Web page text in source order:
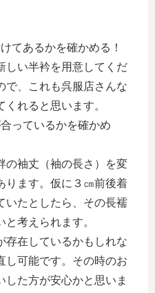
てあるかを確かめる！
しい半衿を用意してくだ
で、これも呉服店さんな
れると思います。
っているかを確かめ
の袖丈（袖の長さ）を変
ります。仮に３㎝前後着
いたとしたら、その長襦
考えられます。
存在しているかもしれな
し可能です。その時のお
した方が安心かと思いま